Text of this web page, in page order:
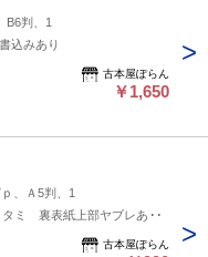
B6判、1
込みあり
古本屋ぽらん
￥1,650
、Ａ5判、1
ミ 裏表紙上部ヤブレあり
古本屋ぽらん